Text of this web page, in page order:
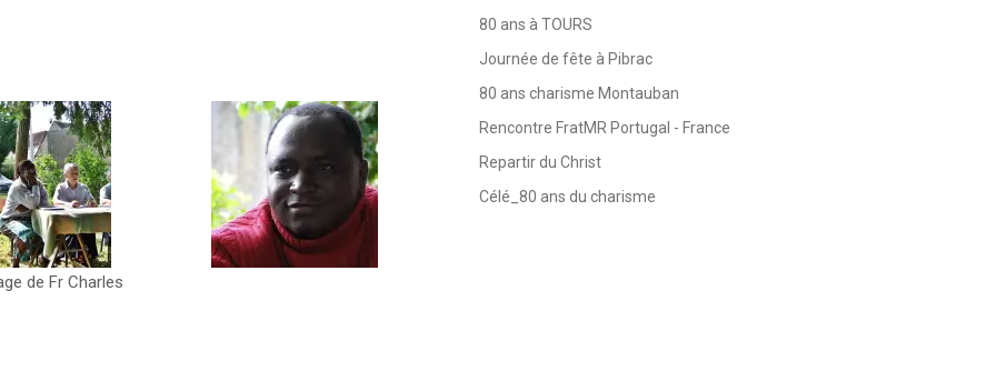
de Fr Charles
80 ans à TOURS
Journée de fête à Pibrac
80 ans charisme Montauban
Rencontre FratMR Portugal - France
Repartir du Christ
Célé_80 ans du charisme